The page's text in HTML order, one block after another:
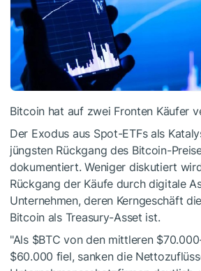
Bitcoin hat auf zwei Fronten Käufer
Der Exodus aus Spot-ETFs als
jüngsten Rückgang des Bitcoin-
dokumentiert. Weniger diskutiert
Rückgang der Käufe durch digitale
Unternehmen, deren Kerngeschäft
Bitcoin als Treasury-Asset ist.
"Als $BTC von den mittleren
$60.000 fiel, sanken die